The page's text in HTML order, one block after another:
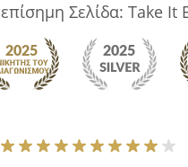
Σελίδα: Take It